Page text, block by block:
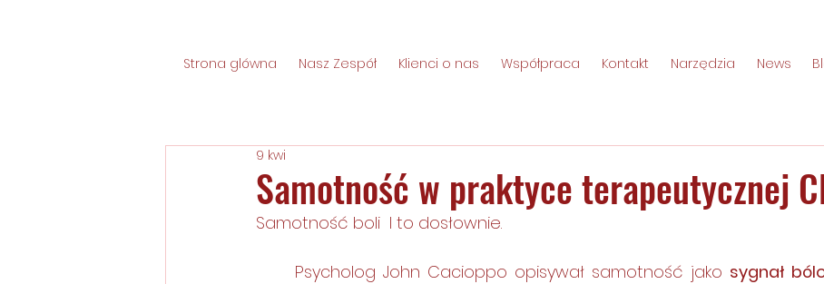
Strona glówna Nasz Zespół Klienci o nas Współpraca Kontakt Narzędzia News
Samotność w praktyce terapeutycznej
9 kwi
Samotność boli  I to dosłownie.
	Psycholog John Cacioppo opisywał samotność jako
sygnał